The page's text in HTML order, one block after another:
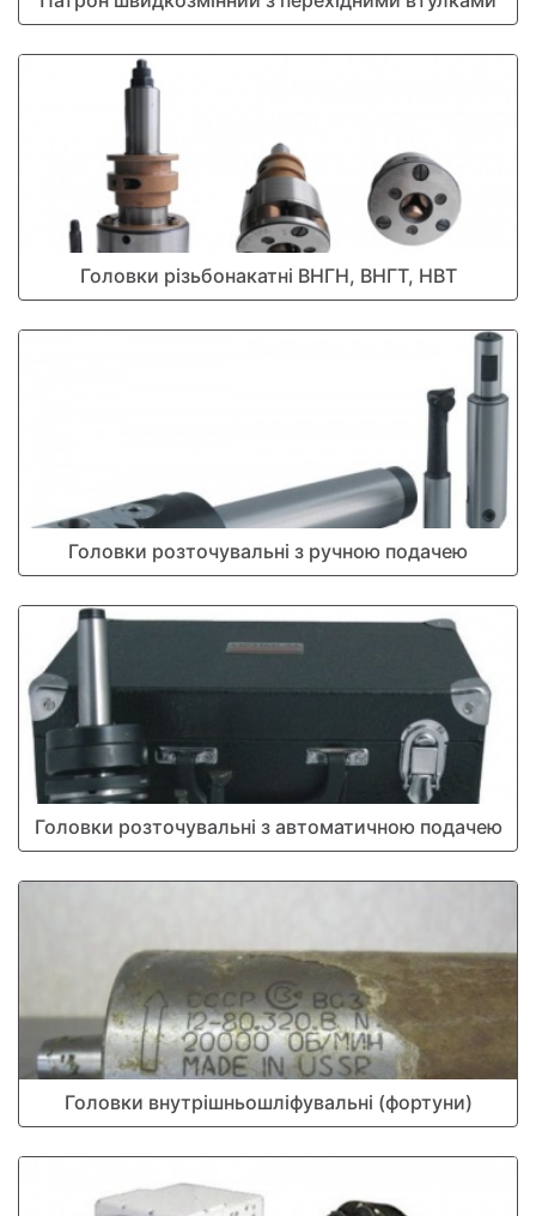
Головки різьбонакатні ВНГН, ВНГТ, НВТ
Головки розточувальні з ручною подачею
Головки розточувальні з автоматичною подачею
Головки внутрішньошліфувальні (фортуни)